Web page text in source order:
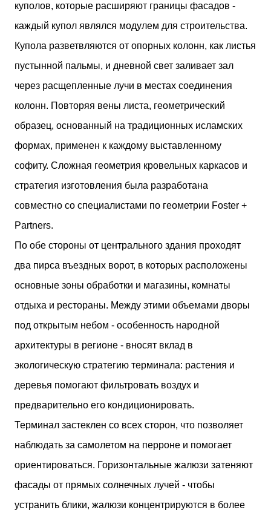
куполов, которые расширяют границы фасадов -
каждый купол являлся модулем для строительства.
Купола разветвляются от опорных колонн, как листья
пустынной пальмы, и дневной свет заливает зал
через расщепленные лучи в местах соединения
колонн. Повторяя вены листа, геометрический
образец, основанный на традиционных исламских
формах, применен к каждому выставленному
софиту. Сложная геометрия кровельных каркасов и
стратегия изготовления была разработана
совместно со специалистами по геометрии Foster +
Partners.
По обе стороны от центрального здания проходят
два пирса въездных ворот, в которых расположены
основные зоны обработки и магазины, комнаты
отдыха и рестораны. Между этими объемами дворы
под открытым небом - особенность народной
архитектуры в регионе - вносят вклад в
экологическую стратегию терминала: растения и
деревья помогают фильтровать воздух и
предварительно его кондиционировать.
Терминал застеклен со всех сторон, что позволяет
наблюдать за самолетом на перроне и помогает
ориентироваться. Горизонтальные жалюзи затеняют
фасады от прямых солнечных лучей - чтобы
устранить блики, жалюзи концентрируются в более